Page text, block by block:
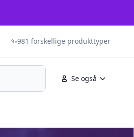
✨981 forskellige produkttyper
Se også